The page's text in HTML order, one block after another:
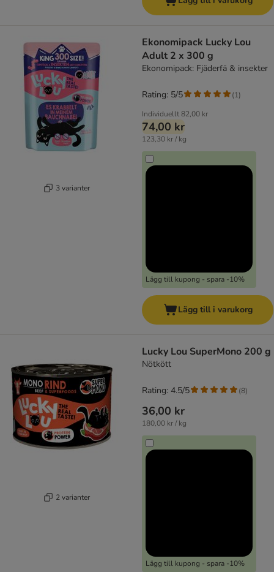
3 varianter
Ekonomipack Lucky Lou
Adult 2 x 300 g
Ekonomipack: Fjäderfä & insekter
Individuellt82,00 kr
74,00 kr
123,30 kr / kg
Lägg till kupong - spara -10%
Rating: 5/5 (1)
Lägg till i varukorg
2 varianter
Lucky Lou SuperMono 200 g
Nötkött
36,00 kr
180,00 kr / kg
Lägg till kupong - spara -10%
Rating: 4.5/5 (8)